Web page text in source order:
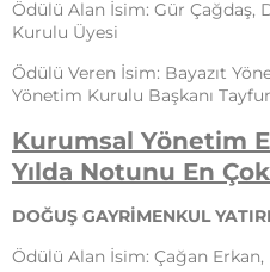
Ödülü Alan İsim: Gür
Kurulu Üyesi
Ödülü Veren İsim: Bayazıt
Yönetim Kurulu Başkanı
Kurumsal Yönetim
Yılda Notunu En Çok
DOĞUŞ GAYRİMENKUL
Ödülü Alan İsim: Çağan